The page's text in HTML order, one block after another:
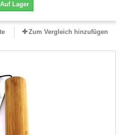
Auf Lager
Zum Vergleich hinzufügen